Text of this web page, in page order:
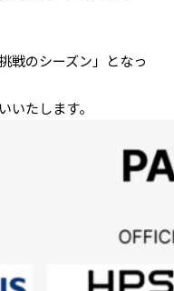
戦のシーズン」となっ
いたします。